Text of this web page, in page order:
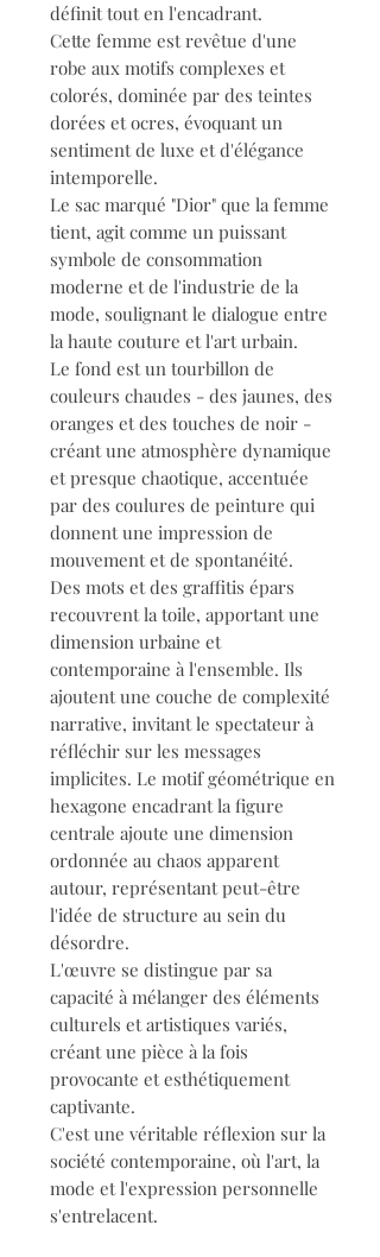
définit tout en l'encadrant.
Cette femme est revêtue d'une
robe aux motifs complexes et
colorés, dominée par des teintes
dorées et ocres, évoquant un
sentiment de luxe et d'élégance
intemporelle.
Le sac marqué "Dior" que la femme
tient, agit comme un puissant
symbole de consommation
moderne et de l'industrie de la
mode, soulignant le dialogue entre
la haute couture et l'art urbain.
Le fond est un tourbillon de
couleurs chaudes - des jaunes, des
oranges et des touches de noir -
créant une atmosphère dynamique
et presque chaotique, accentuée
par des coulures de peinture qui
donnent une impression de
mouvement et de spontanéité.
Des mots et des graffitis épars
recouvrent la toile, apportant une
dimension urbaine et
contemporaine à l'ensemble. Ils
ajoutent une couche de complexité
narrative, invitant le spectateur à
réfléchir sur les messages
implicites. Le motif géométrique en
hexagone encadrant la figure
centrale ajoute une dimension
ordonnée au chaos apparent
autour, représentant peut-être
l'idée de structure au sein du
désordre.
L'œuvre se distingue par sa
capacité à mélanger des éléments
culturels et artistiques variés,
créant une pièce à la fois
provocante et esthétiquement
captivante.
C'est une véritable réflexion sur la
société contemporaine, où l'art, la
mode et l'expression personnelle
s'entrelacent.